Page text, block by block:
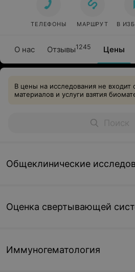
О нас Отзывы1245 Цены
ТЕЛЕФОНЫ МАРШРУТ В
В цены на исследования не входит
материалов и услуги взятия
Общеклинические
Оценка свертывающей
Иммуногематология